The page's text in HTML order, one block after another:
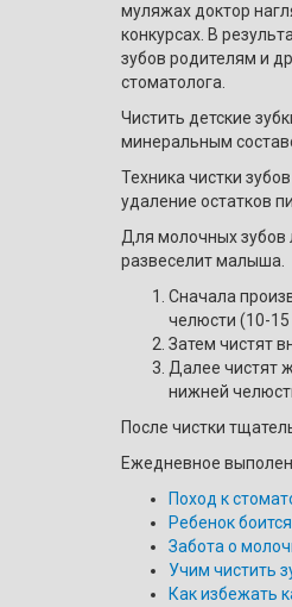
муляжах доктор
конкурсах. В
зубов родителям и
стоматолога.
Чистить детские
минеральным
Техника чистки
удаление остатков
Для молочных
развеселит малыша.
Сначала
челюсти (10-
Затем чистят
Далее чистят
нижней
После чистки
Ежедневное
Поход к
Ребенок
Забота о
Учим чистить
Как избежать